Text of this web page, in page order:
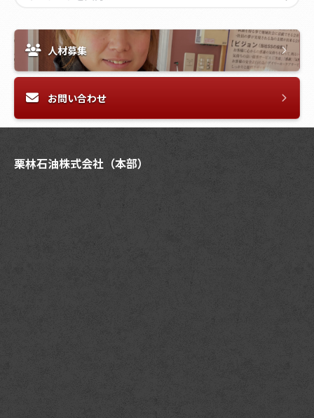
人材募集
お問い合わせ
栗林石油株式会社（本部）